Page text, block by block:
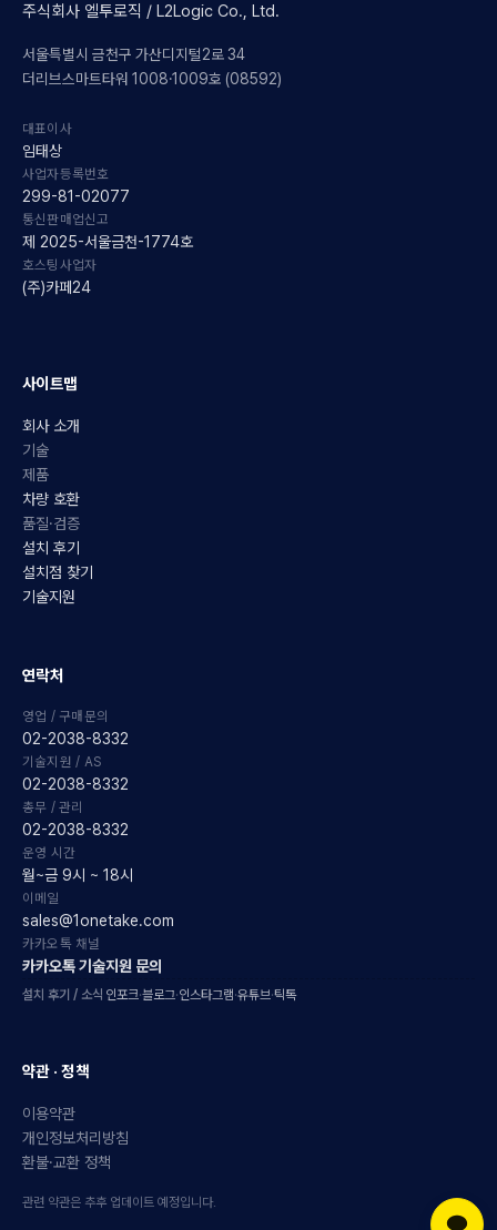
주식회사 엘투로직 / L2Logic Co., Ltd.
서울특별시 금천구 가산디지털2로 34
더리브스마트타워 1008·1009호 (08592)
대표이사
임태상
사업자등록번호
299-81-02077
통신판매업신고
제 2025-서울금천-1774호
호스팅사업자
(주)카페24
사이트맵
회사 소개
기술
제품
차량 호환
품질·검증
설치 후기
설치점 찾기
기술지원
연락처
영업 / 구매문의
02-2038-8332
기술지원 / AS
02-2038-8332
총무 / 관리
02-2038-8332
운영 시간
월~금 9시 ~ 18시
이메일
sales@1onetake.com
카카오톡 채널
카카오톡 기술지원 문의
설치 후기 / 소식 인포크·블로그·인스타그램·유튜브·틱톡
약관 · 정책
이용약관
개인정보처리방침
환불·교환 정책
관련 약관은 추후 업데이트 예정입니다.